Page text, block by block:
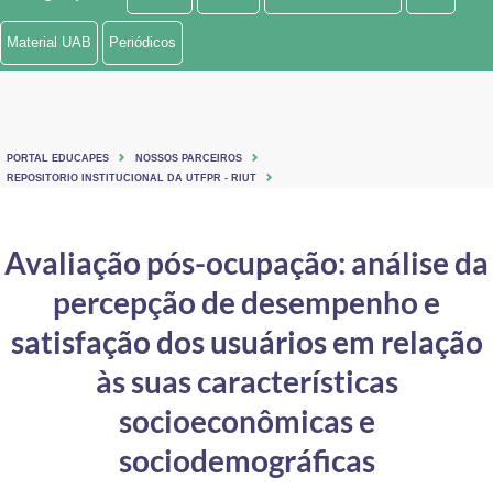
Ministério de Minas e Energia
Ministério do Turismo
Controladoria-Geral da União
Ministério da Mulher, da Família e dos Direitos Humanos
Secretaria de Governo
Gabinete de Segurança Institucional
Material UAB Periódicos
PORTAL EDUCAPES
NOSSOS PARCEIROS
REPOSITORIO INSTITUCIONAL DA UTFPR - RIUT
Avaliação pós-ocupação: análise da
percepção de desempenho e
satisfação dos usuários em relação
às suas características
socioeconômicas e
sociodemográficas